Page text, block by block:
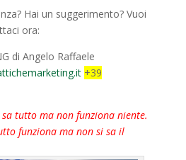
Hai un suggerimento? Vuoi
ora:
di Angelo Raffaele
+39
tutto ma non funziona niente.
funziona ma non si sa il